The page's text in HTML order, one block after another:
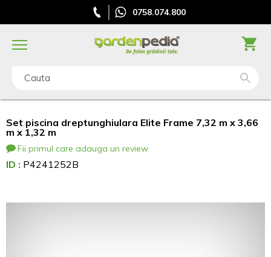
0758.074.800
Cauta
Set piscina dreptunghiulara Elite Frame 7,32 m x 3,66
m x 1,32 m
Fii primul care adauga un review
ID : P4241252B